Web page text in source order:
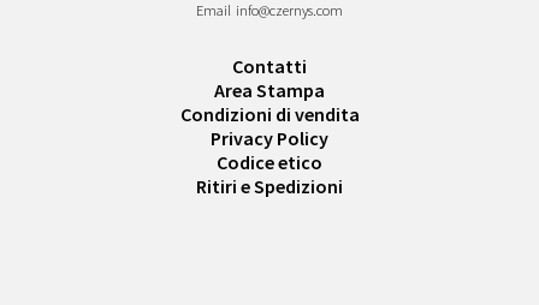
Email info@czernys.com
Contatti
Area Stampa
Condizioni di vendita
Privacy Policy
Codice etico
Ritiri e Spedizioni